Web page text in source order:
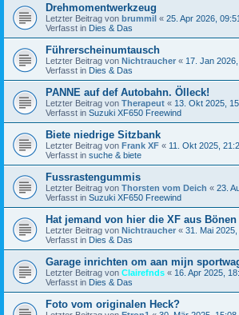
Drehmomentwerkzeug
Letzter Beitrag von brummil « 25. Apr 2026, 09:51
Verfasst in Dies & Das
Führerscheinumtausch
Letzter Beitrag von Nichtraucher « 17. Jan
Verfasst in Dies & Das
PANNE auf def Autobahn. Ölleck!
Letzter Beitrag von Therapeut « 13. Okt 2025,
Verfasst in Suzuki XF650 Freewind
Biete niedrige Sitzbank
Letzter Beitrag von Frank XF « 11. Okt 2025,
Verfasst in suche & biete
Fussrastengummis
Letzter Beitrag von Thorsten vom Deich « 23.
Verfasst in Suzuki XF650 Freewind
Hat jemand von hier die XF aus
Letzter Beitrag von Nichtraucher « 31. Mai
Verfasst in Dies & Das
Garage inrichten om aan mijn
Letzter Beitrag von Clairefnds « 16. Apr 2025,
Verfasst in Dies & Das
Foto vom originalen Heck?